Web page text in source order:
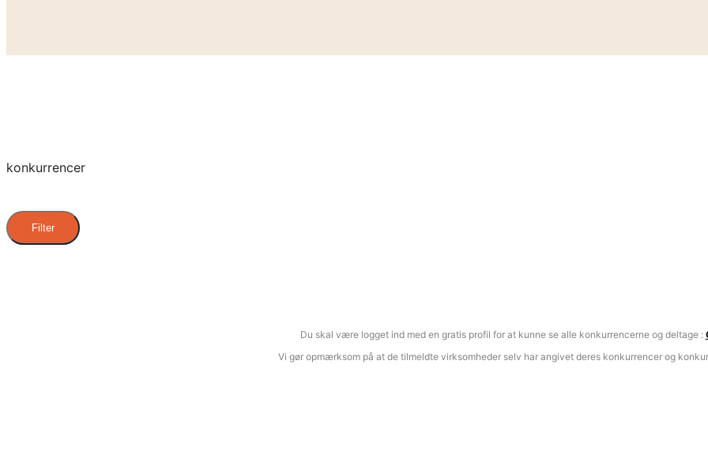
konkurrencer
Filter
Du skal være logget ind med en gratis profil for at kunne se alle konkurrencerne og deltage :
Vi gør opmærksom på at de tilmeldte virksomheder selv har angivet deres konkurrencer og